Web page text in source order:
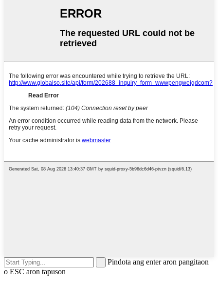
Pindota ang enter aron pangitaon
o ESC aron tapuson